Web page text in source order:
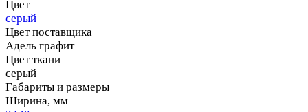
Цвет
серый
Цвет поставщика
Адель графит
Цвет ткани
серый
Габариты и размеры
Ширина, мм